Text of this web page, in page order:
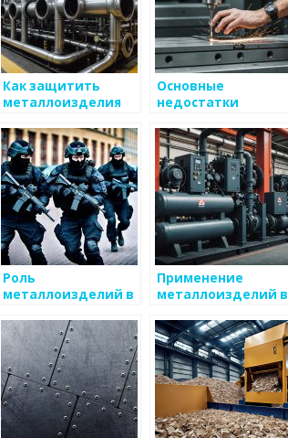
Как защитить
металлоизделия
повреждений
Основные
недостатки
способы их
устранения
Роль
металлоизделий в
промышленности
Применение
металлоизделий в
бизнесе